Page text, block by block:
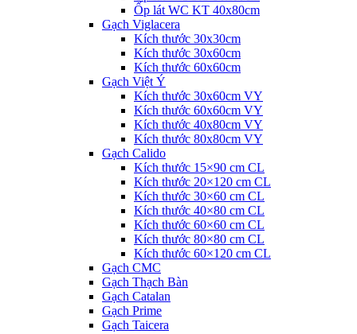
Ốp lát WC KT 40x80cm
Gạch Viglacera
Kích thước 30x30cm
Kích thước 30x60cm
Kích thước 60x60cm
Gạch Việt Ý
Kích thước 30x60cm VY
Kích thước 60x60cm VY
Kích thước 40x80cm VY
Kích thước 80x80cm VY
Gạch Calido
Kích thước 15×90 cm CL
Kích thước 20×120 cm CL
Kích thước 30×60 cm CL
Kích thước 40×80 cm CL
Kích thước 60×60 cm CL
Kích thước 80×80 cm CL
Kích thước 60×120 cm CL
Gạch CMC
Gạch Thạch Bàn
Gạch Catalan
Gạch Prime
Gạch Taicera